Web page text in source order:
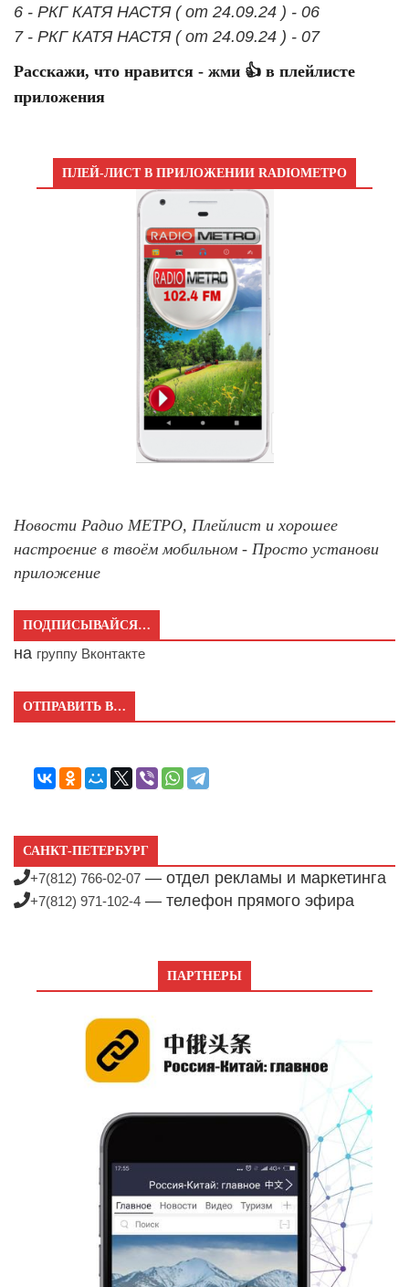
6 - РКГ КАТЯ НАСТЯ ( от 24.09.24 ) - 06
7 - РКГ КАТЯ НАСТЯ ( от 24.09.24 ) - 07
Расскажи, что нравится - жми 👍 в плейлисте
приложения
ПЛЕЙ-ЛИСТ В ПРИЛОЖЕНИИ RADIOМЕТРО
Новости Радио МЕТРО, Плейлист и хорошее
настроение в твоём мобильном - Просто установи
приложение
ПОДПИСЫВАЙСЯ…
на группу Вконтакте
ОТПРАВИТЬ В…
САНКТ-ПЕТЕРБУРГ
+7(812) 766-02-07 — отдел рекламы и маркетинга
+7(812) 971-102-4 — телефон прямого эфира
ПАРТНЕРЫ